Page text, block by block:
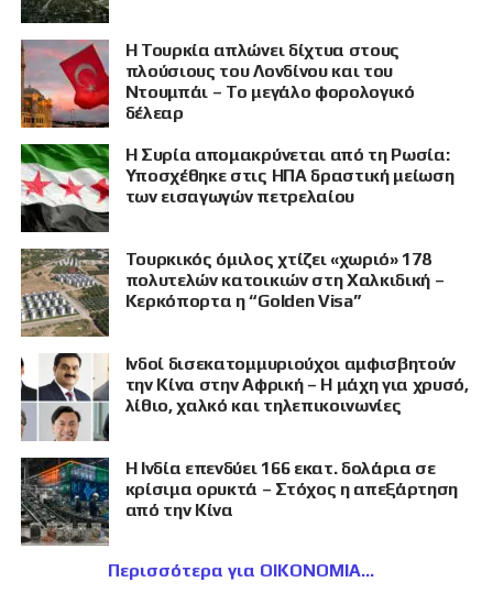
Η Τουρκία απλώνει δίχτυα στους
πλούσιους του Λονδίνου και του
Ντουμπάι – Το μεγάλο φορολογικό
δέλεαρ
Η Συρία απομακρύνεται από τη Ρωσία:
Υποσχέθηκε στις ΗΠΑ δραστική μείωση
των εισαγωγών πετρελαίου
Τουρκικός όμιλος χτίζει «χωριό» 178
πολυτελών κατοικιών στη Χαλκιδική –
Κερκόπορτα η “Golden Visa”
Ινδοί δισεκατομμυριούχοι αμφισβητούν
την Κίνα στην Αφρική – Η μάχη για χρυσό,
λίθιο, χαλκό και τηλεπικοινωνίες
Η Ινδία επενδύει 166 εκατ. δολάρια σε
κρίσιμα ορυκτά – Στόχος η απεξάρτηση
από την Κίνα
Περισσότερα για ΟΙΚΟΝΟΜΙΑ